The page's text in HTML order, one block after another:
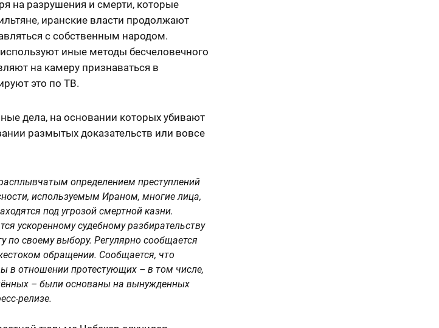
на разрушения и смерти, которые
иранские власти продолжают
с собственным народом.
иные методы бесчеловечного
на камеру признаваться в
это по ТВ.
дела, на основании которых убивают
размытых доказательств или вовсе
определением преступлений
используемым Ираном, многие лица,
под угрозой смертной казни.
ускоренному судебному разбирательству
по своему выбору. Регулярно сообщается
обращении. Сообщается, что
в отношении протестующих – в том числе,
– были основаны на вынужденных
релизе.